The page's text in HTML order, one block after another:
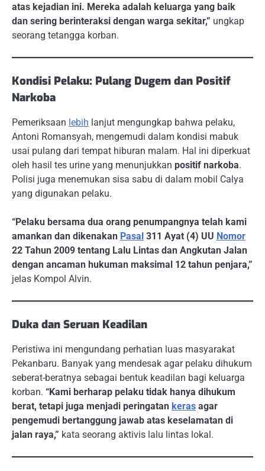
atas kejadian ini. Mereka adalah keluarga yang baik
dan sering berinteraksi dengan warga sekitar,” ungkap
seorang tetangga korban.
Kondisi Pelaku: Pulang Dugem dan Positif
Narkoba
Pemeriksaan lebih lanjut mengungkap bahwa pelaku,
Antoni Romansyah, mengemudi dalam kondisi mabuk
usai pulang dari tempat hiburan malam. Hal ini diperkuat
oleh hasil tes urine yang menunjukkan positif narkoba.
Polisi juga menemukan sisa sabu di dalam mobil Calya
yang digunakan pelaku.
“Pelaku bersama dua orang penumpangnya telah kami
amankan dan dikenakan Pasal 311 Ayat (4) UU Nomor
22 Tahun 2009 tentang Lalu Lintas dan Angkutan Jalan
dengan ancaman hukuman maksimal 12 tahun penjara,”
jelas Kompol Alvin.
Duka dan Seruan Keadilan
Peristiwa ini mengundang perhatian luas masyarakat
Pekanbaru. Banyak yang mendesak agar pelaku dihukum
seberat-beratnya sebagai bentuk keadilan bagi keluarga
korban. “Kami berharap pelaku tidak hanya dihukum
berat, tetapi juga menjadi peringatan keras agar
pengemudi bertanggung jawab atas keselamatan di
jalan raya,” kata seorang aktivis lalu lintas lokal.